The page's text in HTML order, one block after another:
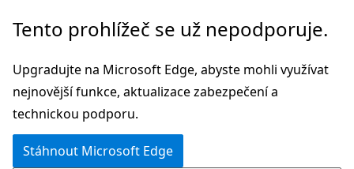
Přeskočit
hlavní
obsah
Tento prohlížeč se už nepodporuje.
Upgradujte na Microsoft Edge, abyste mohli využívat
nejnovější funkce, aktualizace zabezpečení a
technickou podporu.
Stáhnout Microsoft Edge